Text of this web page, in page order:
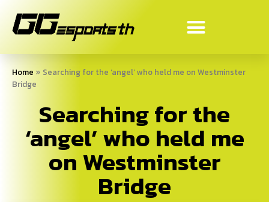
Home » Searching for the ‘angel’ who held me on Westminster
Bridge
Searching for the
‘angel’ who held me
on Westminster
Bridge